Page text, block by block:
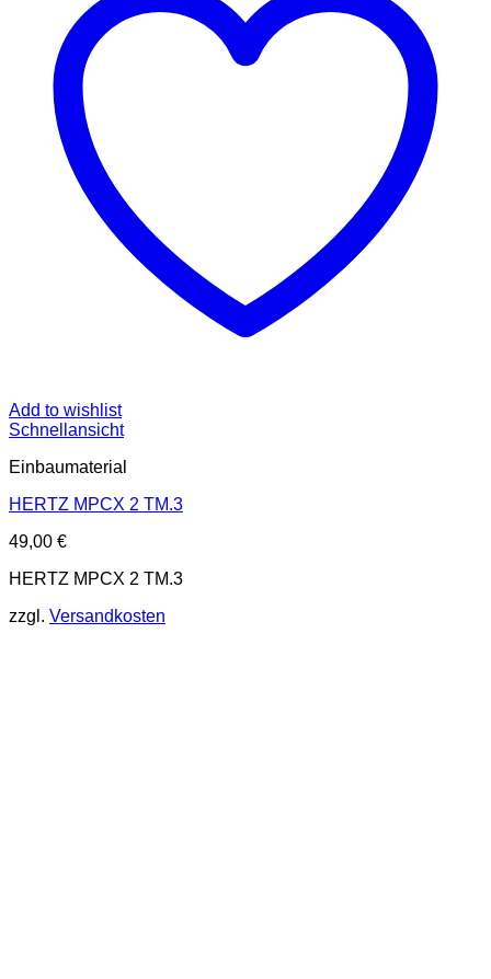
Add to wishlist
Schnellansicht
Einbaumaterial
HERTZ MPCX 2 TM.3
49,00 €
HERTZ MPCX 2 TM.3
zzgl. Versandkosten